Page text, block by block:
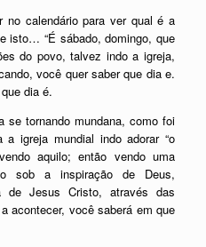
calendário para ver qual é a
isto… “É sábado, domingo, que
do povo, talvez indo a igreja,
você quer saber que dia e.
dia é.
se tornando mundana, como foi
igreja mundial indo adorar “o
aquilo; então vendo uma
sob a inspiração de Deus,
de Jesus Cristo, através das
acontecer, você saberá em que